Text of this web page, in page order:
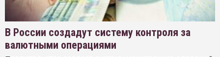
В России создадут систему контроля за
валютными операциями